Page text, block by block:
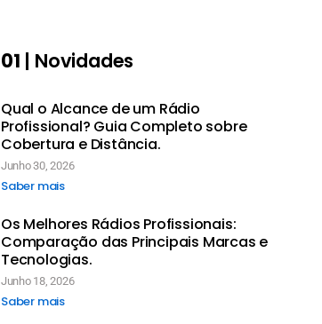
01 | Novidades
Qual o Alcance de um Rádio
Profissional? Guia Completo sobre
Cobertura e Distância.
Junho 30, 2026
Saber mais
Os Melhores Rádios Profissionais:
Comparação das Principais Marcas e
Tecnologias.
Junho 18, 2026
Saber mais